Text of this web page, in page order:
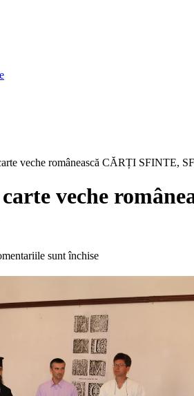
veche românească CĂRȚI
veche
sunt închisepentru
expoziției
carte
veche
românească
CĂRȚI
SFINTE,
SFINȚII
CĂRȚILOR,
CĂRȚILE